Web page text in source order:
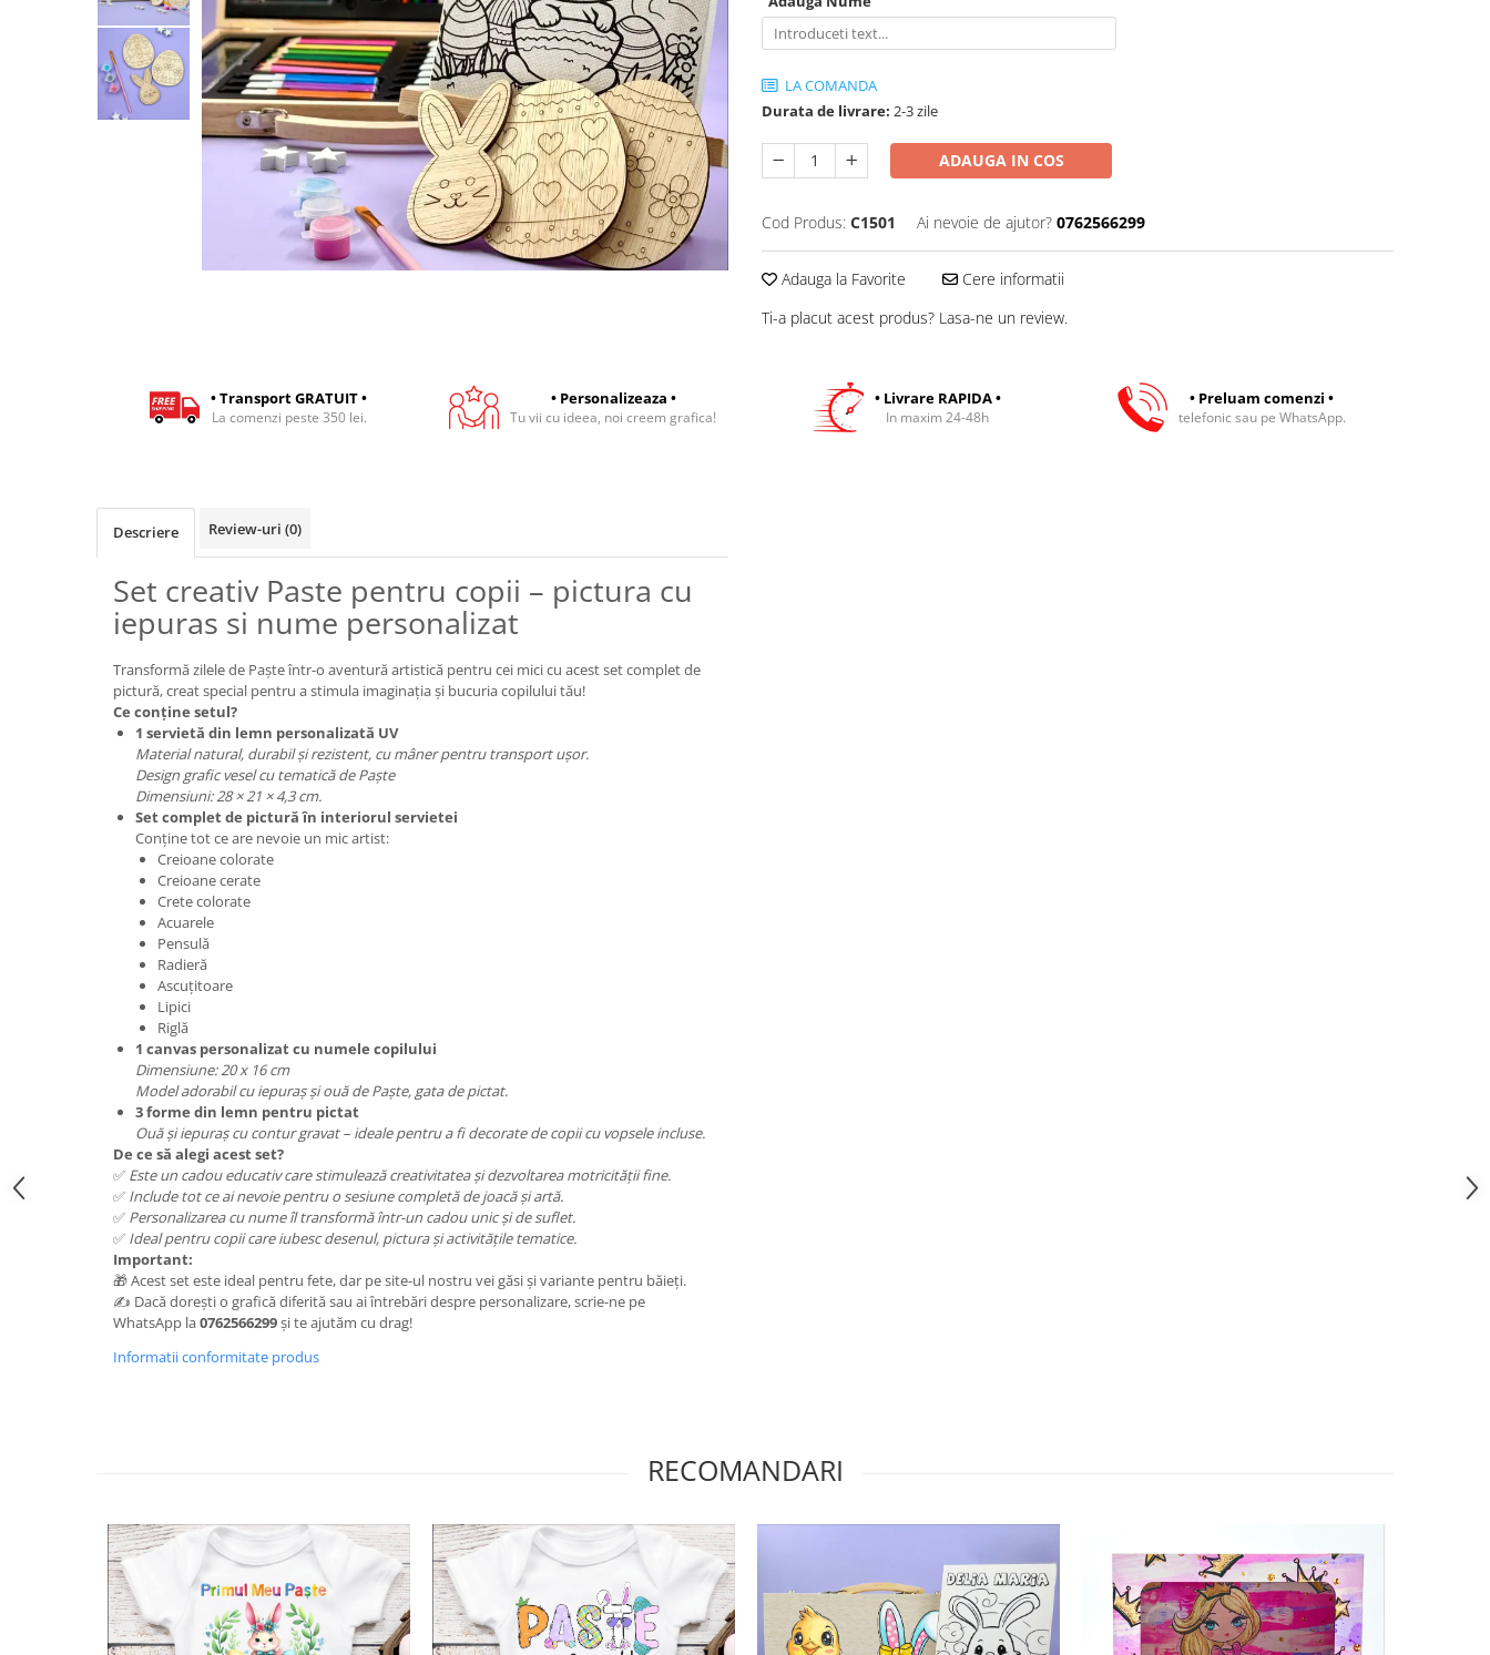
Body bebelusi personalizate
Perne personalizate
Plusuri personalizate
Agende personalizate
Etichete pentru sticla de vin
Cadouri pentru Doctori
Cadouri Pensionare
Cadouri Profesori
LA COMANDA
Durata de livrare: 2-3 zile
ADAUGA IN COS
Cod Produs: C1501 Ai nevoie de ajutor? 0762566299
Adauga la Favorite
Cere informatii
Ti-a placut acest produs? Lasa-ne un review.
• Transport GRATUIT •
La comenzi peste 350 lei.
• Personalizeaza •
Tu vii cu ideea, noi creem grafica!
• Livrare RAPIDA •
In maxim 24-48h
• Preluam comenzi •
telefonic sau pe WhatsApp.
Descriere Review-uri (0)
Set creativ Paste pentru copii – pictura cu
iepuras si nume personalizat
Transformă zilele de Paște într-o aventură artistică pentru cei mici cu acest set complet de
pictură, creat special pentru a stimula imaginația și bucuria copilului tău!
Ce conține setul?
1 servietă din lemn personalizată UV
Material natural, durabil și rezistent, cu mâner pentru transport ușor.
Design grafic vesel cu tematică de Paște
Dimensiuni: 28 × 21 × 4,3 cm.
Set complet de pictură în interiorul servietei
Conține tot ce are nevoie un mic artist:
Creioane colorate
Creioane cerate
Crete colorate
Acuarele
Pensulă
Radieră
Ascuțitoare
Lipici
Riglă
1 canvas personalizat cu numele copilului
Dimensiune: 20 x 16 cm
Model adorabil cu iepuraș și ouă de Paște, gata de pictat.
3 forme din lemn pentru pictat
Ouă și iepuraș cu contur gravat – ideale pentru a fi decorate de copii cu vopsele incluse.
De ce să alegi acest set?
✅ Este un cadou educativ care stimulează creativitatea și dezvoltarea motricității fine.
✅ Include tot ce ai nevoie pentru o sesiune completă de joacă și artă.
✅ Personalizarea cu nume îl transformă într-un cadou unic și de suflet.
✅ Ideal pentru copii care iubesc desenul, pictura și activitățile tematice.
Important:
🎁 Acest set este ideal pentru fete, dar pe site-ul nostru vei găsi și variante pentru băieți.
✍️ Dacă dorești o grafică diferită sau ai întrebări despre personalizare, scrie-ne pe
WhatsApp la0762566299și te ajutăm cu drag!
Informatii conformitate produs
RECOMANDARI